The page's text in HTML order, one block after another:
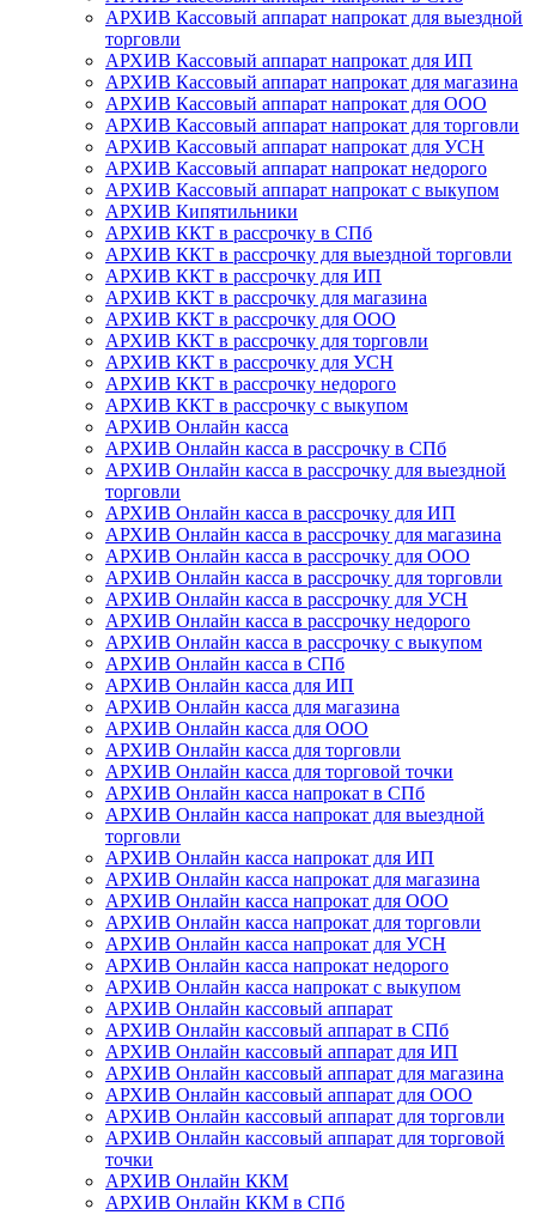
АРХИВ Кассовый аппарат напрокат для выездной
торговли
АРХИВ Кассовый аппарат напрокат для ИП
АРХИВ Кассовый аппарат напрокат для магазина
АРХИВ Кассовый аппарат напрокат для ООО
АРХИВ Кассовый аппарат напрокат для торговли
АРХИВ Кассовый аппарат напрокат для УСН
АРХИВ Кассовый аппарат напрокат недорого
АРХИВ Кассовый аппарат напрокат с выкупом
АРХИВ Кипятильники
АРХИВ ККТ в рассрочку в СПб
АРХИВ ККТ в рассрочку для выездной торговли
АРХИВ ККТ в рассрочку для ИП
АРХИВ ККТ в рассрочку для магазина
АРХИВ ККТ в рассрочку для ООО
АРХИВ ККТ в рассрочку для торговли
АРХИВ ККТ в рассрочку для УСН
АРХИВ ККТ в рассрочку недорого
АРХИВ ККТ в рассрочку с выкупом
АРХИВ Онлайн касса
АРХИВ Онлайн касса в рассрочку в СПб
АРХИВ Онлайн касса в рассрочку для выездной
торговли
АРХИВ Онлайн касса в рассрочку для ИП
АРХИВ Онлайн касса в рассрочку для магазина
АРХИВ Онлайн касса в рассрочку для ООО
АРХИВ Онлайн касса в рассрочку для торговли
АРХИВ Онлайн касса в рассрочку для УСН
АРХИВ Онлайн касса в рассрочку недорого
АРХИВ Онлайн касса в рассрочку с выкупом
АРХИВ Онлайн касса в СПб
АРХИВ Онлайн касса для ИП
АРХИВ Онлайн касса для магазина
АРХИВ Онлайн касса для ООО
АРХИВ Онлайн касса для торговли
АРХИВ Онлайн касса для торговой точки
АРХИВ Онлайн касса напрокат в СПб
АРХИВ Онлайн касса напрокат для выездной
торговли
АРХИВ Онлайн касса напрокат для ИП
АРХИВ Онлайн касса напрокат для магазина
АРХИВ Онлайн касса напрокат для ООО
АРХИВ Онлайн касса напрокат для торговли
АРХИВ Онлайн касса напрокат для УСН
АРХИВ Онлайн касса напрокат недорого
АРХИВ Онлайн касса напрокат с выкупом
АРХИВ Онлайн кассовый аппарат
АРХИВ Онлайн кассовый аппарат в СПб
АРХИВ Онлайн кассовый аппарат для ИП
АРХИВ Онлайн кассовый аппарат для магазина
АРХИВ Онлайн кассовый аппарат для ООО
АРХИВ Онлайн кассовый аппарат для торговли
АРХИВ Онлайн кассовый аппарат для торговой
точки
АРХИВ Онлайн ККМ
АРХИВ Онлайн ККМ в СПб